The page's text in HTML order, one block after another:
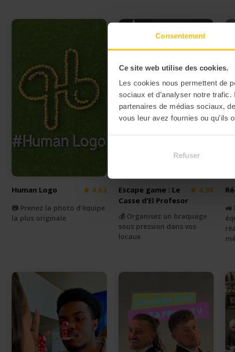
Consentement
Ce site web utilise des cookies.
Les cookies nous permettent de
sociaux et d'analyser notre trafic.
partenaires de médias sociaux,
vous leur avez fournies ou qu'ils
Refuser
Human Logo 4.63
📷 Prenez la photo d'équipe
la plus originale
Escape game : Le
Casse d’El Profesor
4.38
💰 Organisez un braquage
sous pression dans vos
locaux
🚜